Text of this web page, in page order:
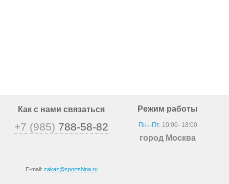
Как с нами связаться
+7 (985) 788-58-82
E-mail: zakaz@sportshina.ru
Режим работы
Пн.–Пт.10:00–18:00
город Москва